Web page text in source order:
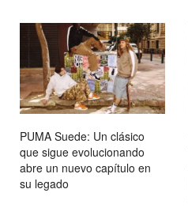
PUMA Suede: Un clásico
que sigue evolucionando
abre un nuevo capítulo en
su legado